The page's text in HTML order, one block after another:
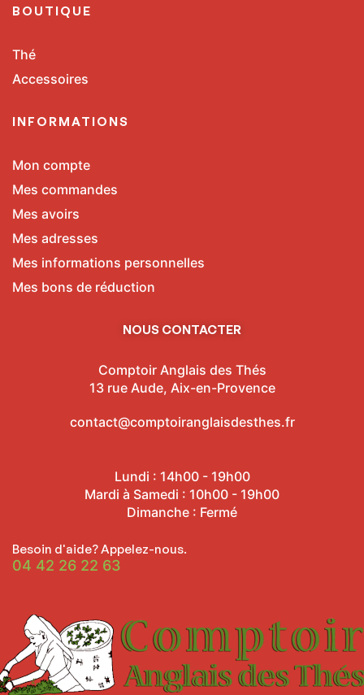
BOUTIQUE
Thé
Accessoires
INFORMATIONS
Mon compte
Mes commandes
Mes avoirs
Mes adresses
Mes informations personnelles
Mes bons de réduction
NOUS CONTACTER
Comptoir Anglais des Thés
13 rue Aude, Aix-en-Provence
contact@comptoiranglaisdesthes.fr
Lundi : 14h00 - 19h00
Mardi à Samedi : 10h00 - 19h00
Dimanche : Fermé
Besoin d'aide? Appelez-nous.
04 42 26 22 63